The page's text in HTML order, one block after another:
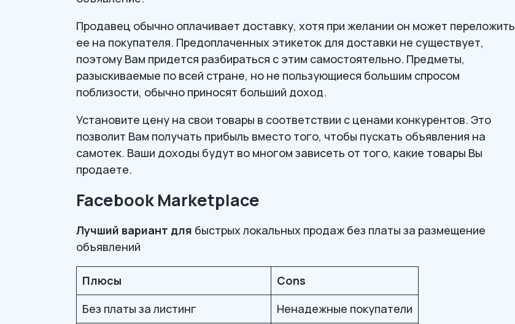
Продавец обычно оплачивает доставку, хотя при желании он может переложить
ее на покупателя. Предоплаченных этикеток для доставки не существует,
поэтому Вам придется разбираться с этим самостоятельно. Предметы,
разыскиваемые по всей стране, но не пользующиеся большим спросом
поблизости, обычно приносят больший доход.
Установите цену на свои товары в соответствии с ценами конкурентов. Это
позволит Вам получать прибыль вместо того, чтобы пускать объявления на
самотек. Ваши доходы будут во многом зависеть от того, какие товары Вы
продаете.
Facebook Marketplace
Лучший вариант для быстрых локальных продаж без платы за размещение
объявлений
Плюсы
Cons
Без платы за листинг
Ненадежные покупатели